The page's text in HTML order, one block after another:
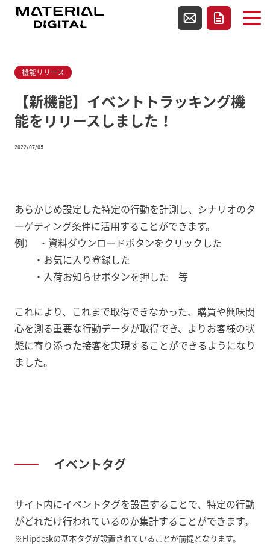
使用テンプレートファイルsingle.php
お問い合わせ
資料請求
機能リリース
【新機能】イベントトラッキング機
能をリリースしました！
2022/07/05
あらかじめ設定した特定の行動を計測し、シナリオのタ
ーゲティング条件に活用することができます。
例） ・資料ダウンロードボタンをクリックした
・お気に入り登録した
・入荷お知らせボタンを押した 等
これにより、これまで取得できなかった、購買や興味関
心を測る重要な行動データが取得でき、よりお客様の状
態に寄り添った接客を実現することができるようになり
ました。
イベントタグ
サイト内にイベントタグを設置することで、特定の行動
がどれだけ行われているのか集計することができます。
※Flipdeskの基本タグが設置されていることが前提となります。